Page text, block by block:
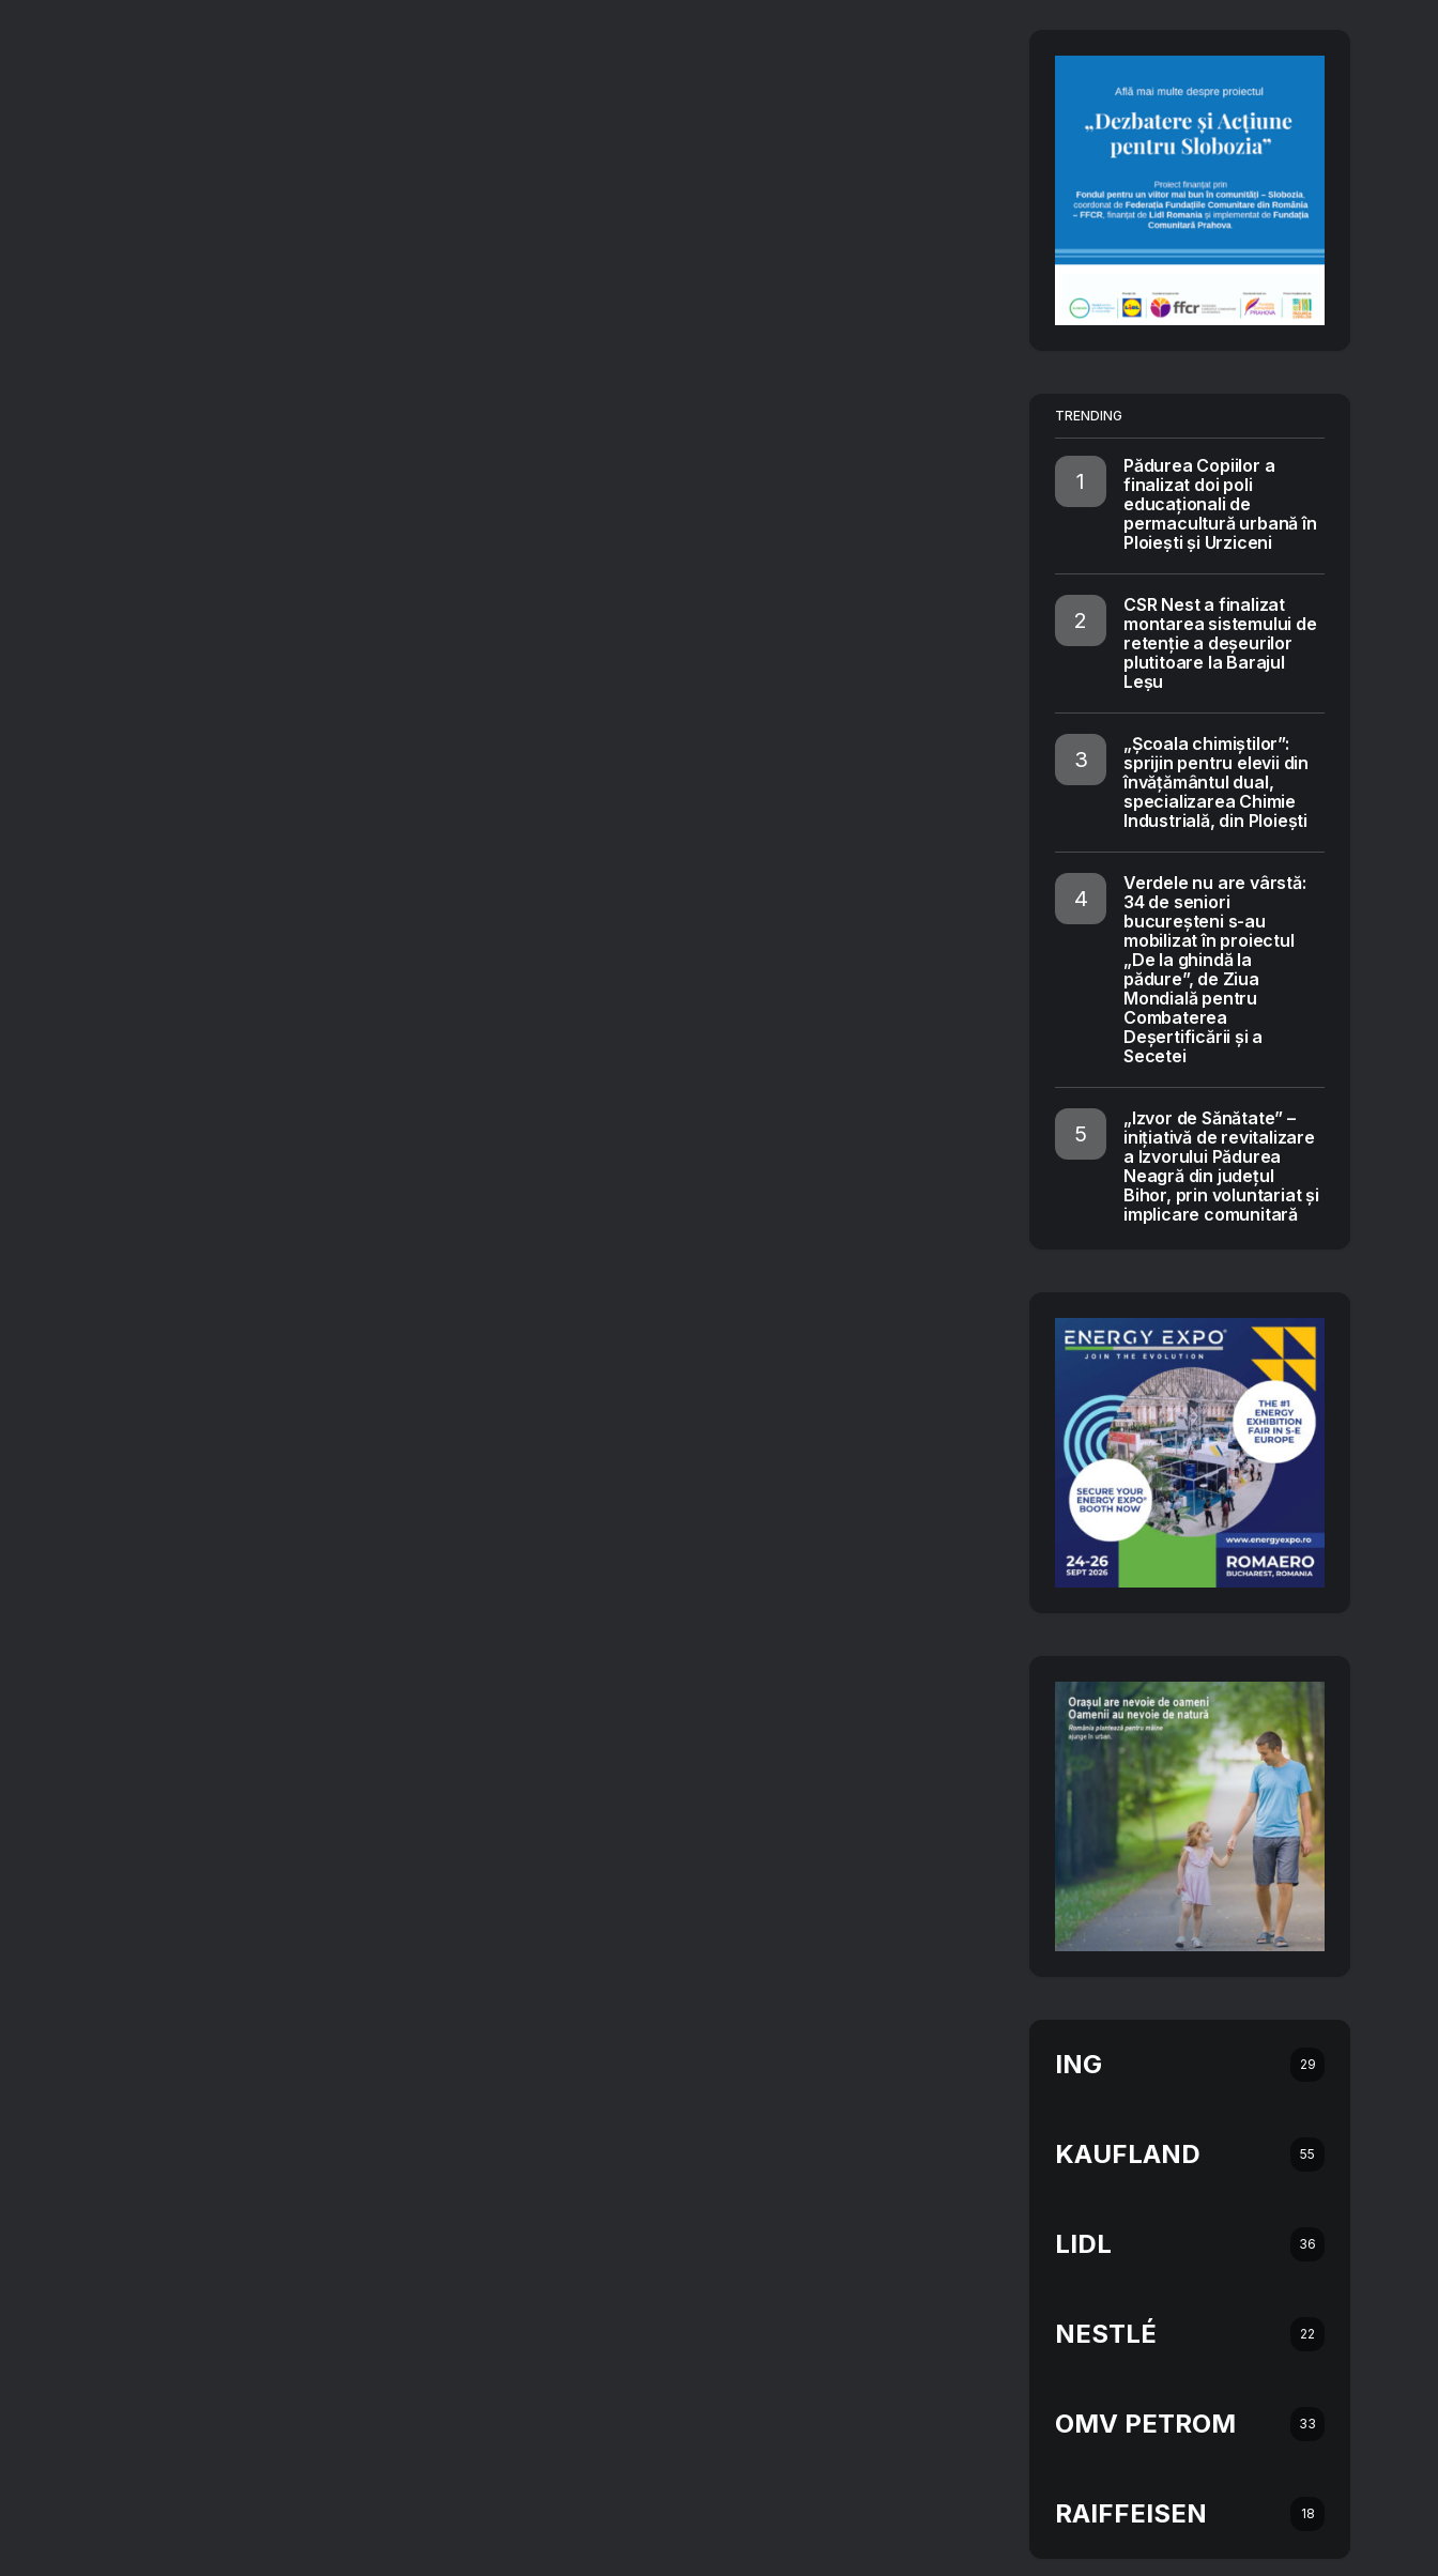
TRENDING
Pădurea Copiilor a
finalizat doi poli
educaționali de
permacultură urbană în
Ploiești și Urziceni
CSR Nest a finalizat
montarea sistemului de
retenție a deșeurilor
plutitoare la Barajul
Leșu
„Școala chimiștilor”:
sprijin pentru elevii din
învățământul dual,
specializarea Chimie
Industrială, din Ploiești
Verdele nu are vârstă:
34 de seniori
bucureșteni s-au
mobilizat în proiectul
„De la ghindă la
pădure”, de Ziua
Mondială pentru
Combaterea
Deșertificării și a
Secetei
„Izvor de Sănătate” –
inițiativă de revitalizare
a Izvorului Pădurea
Neagră din județul
Bihor, prin voluntariat și
implicare comunitară
ING 29
KAUFLAND 55
LIDL 36
NESTLÉ 22
OMV PETROM 33
RAIFFEISEN 18